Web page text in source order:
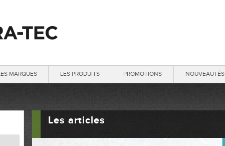
MARQUES LES PRODUITS PROMOTIONS NOUVEAUTÉS
Les articles